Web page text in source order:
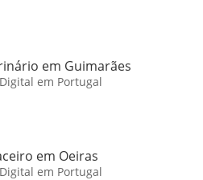
em Guimarães
em Portugal
em Oeiras
em Portugal